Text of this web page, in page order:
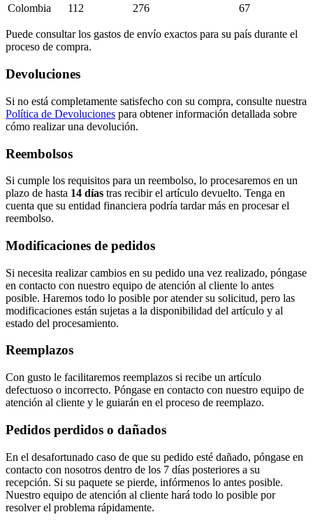
Colombia
112 276 67
Puede consultar los gastos de envío exactos para su país durante el
proceso de compra.
Devoluciones
Si no está completamente satisfecho con su compra, consulte nuestra
Política de Devoluciones para obtener información detallada sobre
cómo realizar una devolución.
Reembolsos
Si cumple los requisitos para un reembolso, lo procesaremos en un
plazo de hasta 14 días tras recibir el artículo devuelto. Tenga en
cuenta que su entidad financiera podría tardar más en procesar el
reembolso.
Modificaciones de pedidos
Si necesita realizar cambios en su pedido una vez realizado, póngase
en contacto con nuestro equipo de atención al cliente lo antes
posible. Haremos todo lo posible por atender su solicitud, pero las
modificaciones están sujetas a la disponibilidad del artículo y al
estado del procesamiento.
Reemplazos
Con gusto le facilitaremos reemplazos si recibe un artículo
defectuoso o incorrecto. Póngase en contacto con nuestro equipo de
atención al cliente y le guiarán en el proceso de reemplazo.
Pedidos perdidos o dañados
En el desafortunado caso de que su pedido esté dañado, póngase en
contacto con nosotros dentro de los 7 días posteriores a su
recepción. Si su paquete se pierde, infórmenos lo antes posible.
Nuestro equipo de atención al cliente hará todo lo posible por
resolver el problema rápidamente.